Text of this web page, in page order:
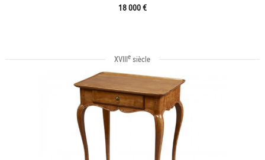
18 000 €
XVIIIe siècle